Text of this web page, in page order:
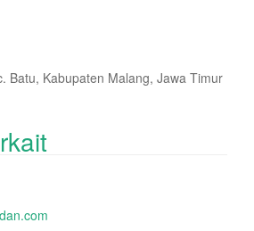
Batu, Kabupaten Malang, Jawa Timur